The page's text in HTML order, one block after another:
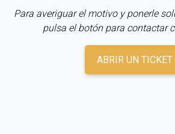
Para averiguar el motivo y ponerle
pulsa el botón para contactar
ABRIR UN TICKET